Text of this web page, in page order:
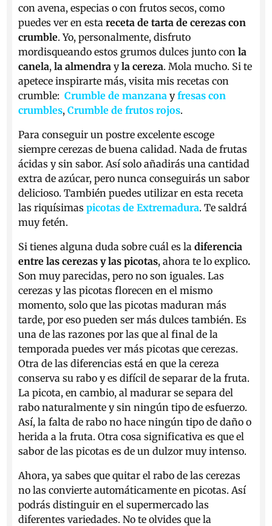
con avena, especias o con frutos secos, como
puedes ver en estareceta de tarta de cerezas con
crumble. Yo, personalmente, disfruto
mordisqueando estos grumos dulces junto conla
canela,la almendra yla cereza. Mola mucho. Si te
apetece inspirarte más, visita mis recetas con
crumble:Crumble de manzana yfresas con
crumbles,Crumble de frutos rojos.
Para conseguir un postre excelente escoge
siempre cerezas de buena calidad. Nada de frutas
ácidas y sin sabor. Así solo añadirás una cantidad
extra de azúcar, pero nunca conseguirás un sabor
delicioso. También puedes utilizar en esta receta
las riquísimaspicotas de Extremadura. Te saldrá
muy fetén.
Si tienes alguna duda sobre cuál es ladiferencia
entre las cerezas y las picotas, ahora te lo explico.
Son muy parecidas, pero no son iguales. Las
cerezas y las picotas florecen en el mismo
momento, solo que las picotas maduran más
tarde, por eso pueden ser más dulces también. Es
una de las razones por las que al final de la
temporada puedes ver más picotas que cerezas.
Otra de las diferencias está en que la cereza
conserva su rabo y es difícil de separar de la fruta.
La picota, en cambio, al madurar se separa del
rabo naturalmente y sin ningún tipo de esfuerzo.
Así, la falta de rabo no hace ningún tipo de daño o
herida a la fruta. Otra cosa significativa es que el
sabor de las picotas es de un dulzor muy intenso.
Ahora, ya sabes que quitar el rabo de las cerezas
no las convierte automáticamente en picotas. Así
podrás distinguir en el supermercado las
diferentes variedades. No te olvides que la